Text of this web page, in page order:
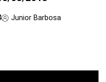
Junior Barbosa